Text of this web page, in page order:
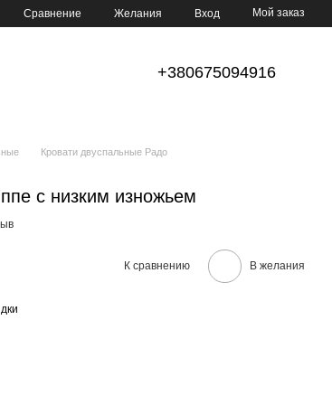
Сравнение Желания Вход Мой заказ
+380675094916
Кровати двуспальные Радо
с низким изножьем
К сравнению В желания